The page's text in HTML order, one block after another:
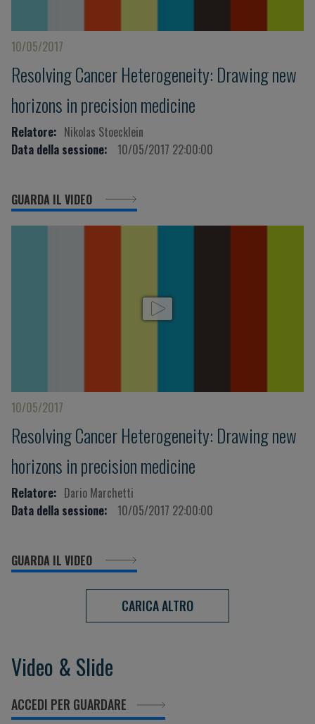
10/05/2017
Resolving Cancer Heterogeneity: Drawing new
horizons in precision medicine
Relatore: Nikolas Stoecklein
Data della sessione:
10/05/2017 22:00:00
GUARDA IL VIDEO
10/05/2017
Resolving Cancer Heterogeneity: Drawing new
horizons in precision medicine
Relatore: Dario Marchetti
Data della sessione:
10/05/2017 22:00:00
GUARDA IL VIDEO
CARICA ALTRO
Video & Slide
ACCEDI PER GUARDARE